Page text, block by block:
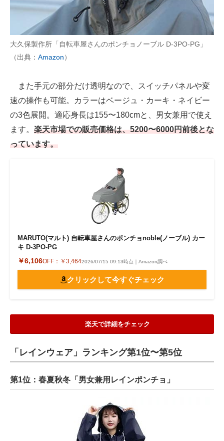
大久保製作所「自転車屋さんのポンチョノーブル D-3PO-PG」
（出典： Amazon）
また手元の部分だけ透明なので、スイッチパネルや変
速の操作も可能。カラーはベージュ・カーキ・ネイビー
の3色展開。適応身長は155〜180cmと、男女兼用で使え
ます。 楽天市場での販売価格は、5200〜6000円前後とな
っています。
MARUTO(マルト) 自転車屋さんのポンチョnoble(ノーブル) カー
キ D-3PO-PG
￥6,106OFF： ￥3,4642026/07/15 09:13時点｜Amazon調べ
クリックして今すぐチェック
楽天で詳細をチェック
「レインウェア」ランキング第1位〜第5位
第1位：春夏秋冬「男女兼用レインポンチョ」